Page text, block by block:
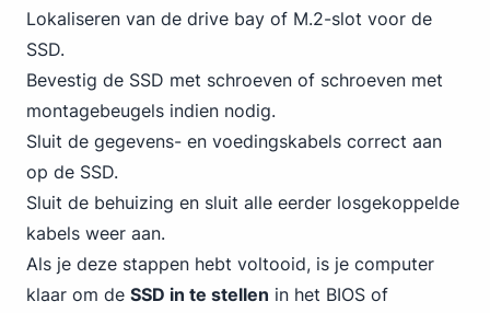
Lokaliseren van de drive bay of M.2-slot voor de
SSD.
Bevestig de SSD met schroeven of schroeven met
montagebeugels indien nodig.
Sluit de gegevens- en voedingskabels correct aan
op de SSD.
Sluit de behuizing en sluit alle eerder losgekoppelde
kabels weer aan.
Als je deze stappen hebt voltooid, is je computer
klaar om de SSD in te stellen in het BIOS of